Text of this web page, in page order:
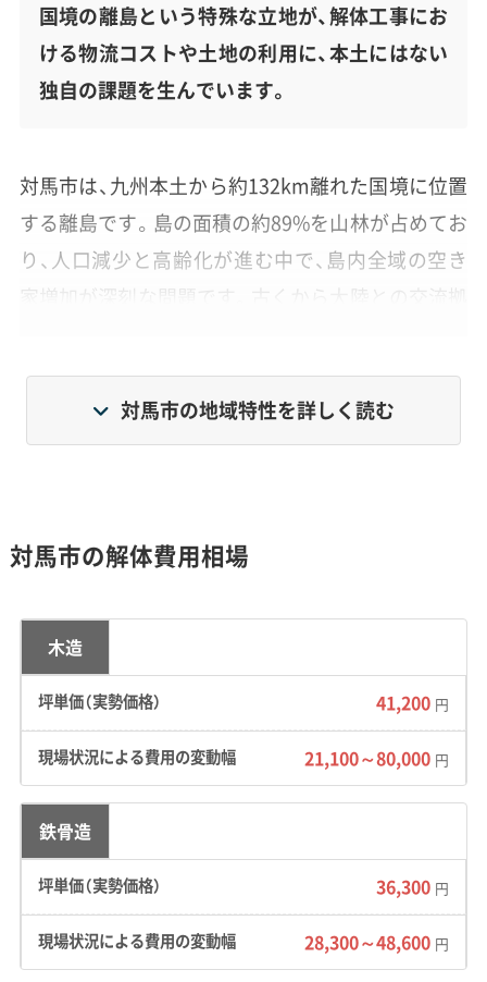
国境の離島という特殊な立地が、解体工事にお
ける物流コストや土地の利用に、本土にはない
独自の課題を生んでいます。
対馬市は、九州本土から約132km離れた国境に位置
する離島です。島の面積の約89%を山林が占めてお
り、人口減少と高齢化が進む中で、島内全域の空き
家増加が深刻な問題です。古くから大陸との交流拠
在のまちづくりや解体工事にも大きな影響を与え
ています。
解体が基本となり、さらに海上輸送費が加わる
ため、解体費用は本土に比べて著しく高くなる
傾向があります。
地形の特徴：島の大部分が山地で平地が極端に
少ないため、多くの集落は山の斜面に作られて
います。その結果、高い石垣の上に家が建ってい
るケースが多く、解体工事の際は石垣を傷めな
いよう安定性にも配慮が求められます。
対馬市の地域特性を詳しく読む
対馬市の解体費用相場
木造
41,200 円
21,100～80,000 円
鉄骨造
36,300 円
28,300～48,600 円